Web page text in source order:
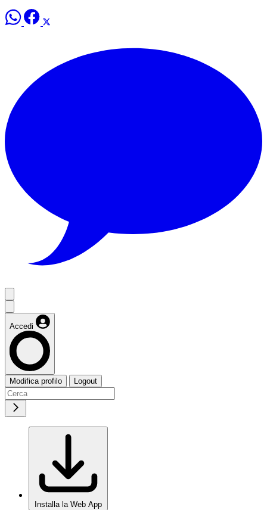
Accedi
Modifica profilo Logout
Installa la Web App